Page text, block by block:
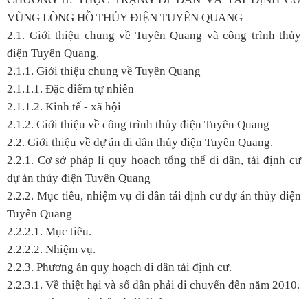
VÙNG LÒNG HỒ THỦY ĐIỆN TUYÊN QUANG
2.1. Giới thiệu chung về Tuyên Quang và công trình thủy
điện Tuyên Quang.
2.1.1. Giới thiệu chung về Tuyên Quang
2.1.1.1. Đặc điểm tự nhiên
2.1.1.2. Kinh tế - xã hội
2.1.2. Giới thiệu về công trình thủy điện Tuyên Quang
2.2. Giới thiệu về dự án di dân thủy điện Tuyên Quang.
2.2.1. Cơ sở pháp lí quy hoạch tổng thể di dân, tái định cư
dự án thủy điện Tuyên Quang
2.2.2. Mục tiêu, nhiệm vụ di dân tái định cư dự án thủy điện
Tuyên Quang
2.2.2.1. Mục tiêu.
2.2.2.2. Nhiệm vụ.
2.2.3. Phương án quy hoạch di dân tái định cư.
2.2.3.1. Về thiệt hại và số dân phải di chuyển đến năm 2010.